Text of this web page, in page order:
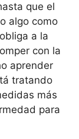
que el
algo como
a la
con la
aprender
tratando
más
para